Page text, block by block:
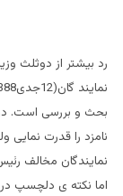
رد بیشتر از دوثلث
بحث و بررسی است. در
نامزد را قدرت
نمایندگان مخالف
اما نکته ی دلچسپ در